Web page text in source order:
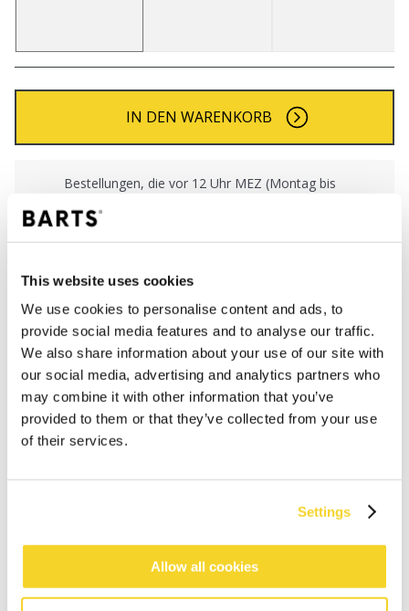
This website uses cookies
We use cookies to personalise content and ads, to
provide social media features and to analyse our traffic.
We also share information about your use of our site with
our social media, advertising and analytics partners who
may combine it with other information that you’ve
provided to them or that they’ve collected from your use
of their services.
Settings
Allow all cookies
IN DEN WARENKORB
Bestellungen, die vor 12 Uhr MEZ (Montag bis
Tag versandt
Kostenlose Lieferung für Bestellungen über 50€
30 Tage Rückgaberecht
BESCHREIBUNG
Klassische BARTS Handschuhe
Super weich und dehnbar
Flauschiges Innenfutter
oder mit einem Entpiller entfernt werden
Perfekt kombinierbar mit dem Witzia Headband
oder Witzia Beanie